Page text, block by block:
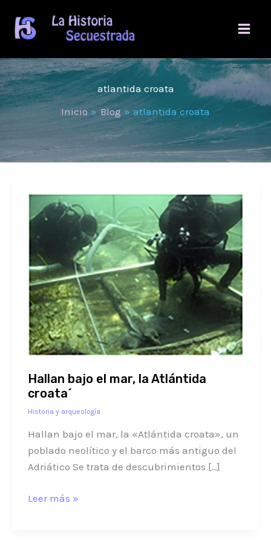
contenido
atlantida croata
Inicio
Blog atlantida croata
Hallan bajo el mar, la Atlántida
croata´
Historia y arqueología
Hallan bajo el mar, la «Atlántida croata», un
poblado neolítico y el barco más antiguo del
Adriático Se trata de descubrimientos […]
Hallan
bajo
la
Atlántida
croata
´
Leer más »